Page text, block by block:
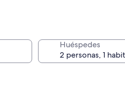
Huéspedes